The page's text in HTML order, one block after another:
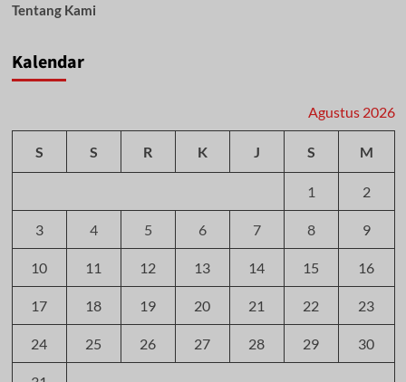
Tentang Kami
Kalendar
Agustus 2026
S S R K J S M
1 2
3 4 5 6 7 8 9
10 11 12 13 14 15 16
17 18 19 20 21 22 23
24 25 26 27 28 29 30